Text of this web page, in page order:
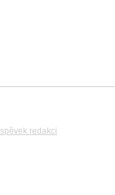
redakci